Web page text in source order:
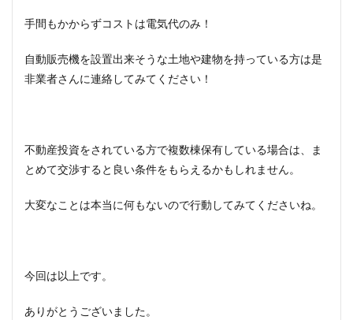
手間もかからずコストは電気代のみ！
自動販売機を設置出来そうな土地や建物を持っている方は是
非業者さんに連絡してみてください！
不動産投資をされている方で複数棟保有している場合は、ま
とめて交渉すると良い条件をもらえるかもしれません。
大変なことは本当に何もないので行動してみてくださいね。
今回は以上です。
ありがとうございました。